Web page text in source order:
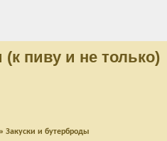
пиву и не только)
» Закуски и бутерброды